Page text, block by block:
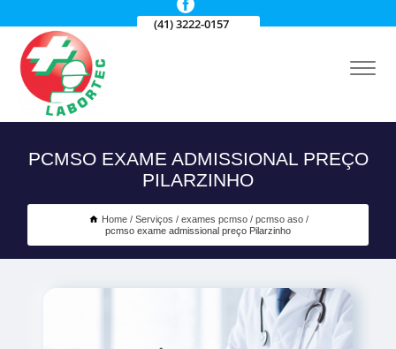
(41) 3222-0157
PCMSO EXAME ADMISSIONAL PREÇO
PILARZINHO
Home Serviços exames pcmso
pcmso aso
pcmso exame admissional preço Pilarzinho